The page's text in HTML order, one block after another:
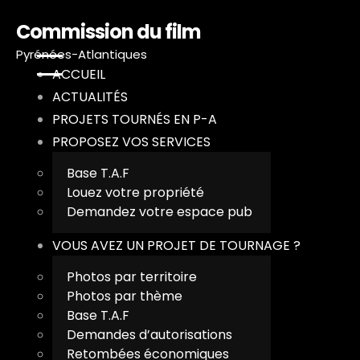
Commission du film
Pyrénées-Atlantiques
ACCUEIL
ACTUALITÉS
PROJETS TOURNÉS EN P-A
PROPOSEZ VOS SERVICES
Base T.A.F
Louez votre propriété
Demandez votre espace pub
VOUS AVEZ UN PROJET DE TOURNAGE ?
Photos par territoire
Photos par thème
Base T.A.F
Demandes d’autorisations
Retombées économiques